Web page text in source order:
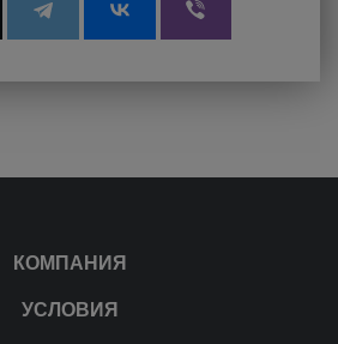
КОМПАНИЯ
УСЛОВИЯ